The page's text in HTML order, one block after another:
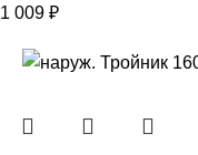
1 009 ₽